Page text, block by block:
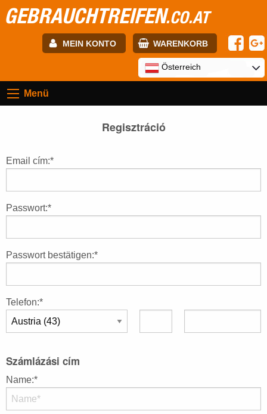
GEBRAUCHTREIFEN.CO.AT
MEIN KONTO WARENKORB
Passwort:
Österreich
Menü
Regisztráció
Email cím:*
Passwort:*
Passwort bestätigen:*
Telefon:*
Számlázási cím
Name:*